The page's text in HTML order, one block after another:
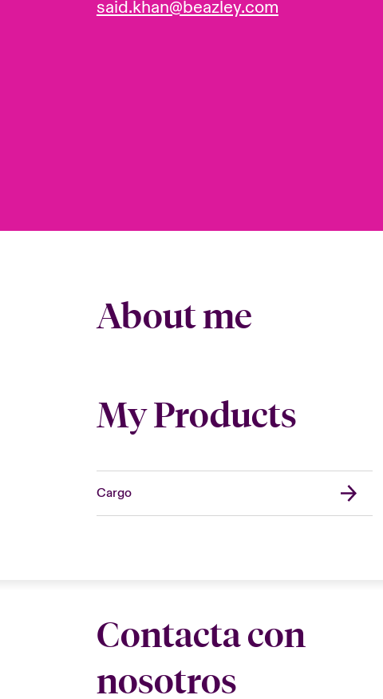
said.khan@beazley.com
About me
My Products
Cargo
Contacta con
nosotros